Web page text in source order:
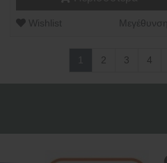
Wishlist Μεγέθυνση
2 3 4